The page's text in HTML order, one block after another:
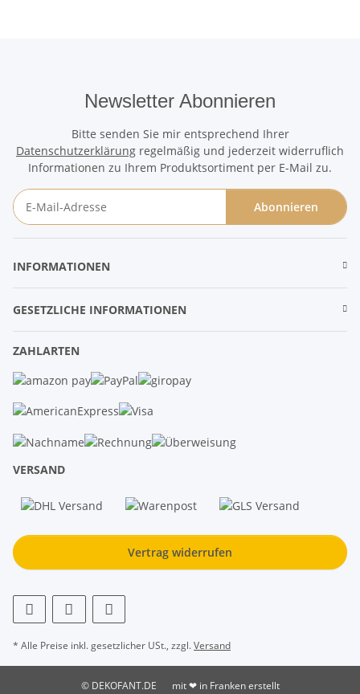
Newsletter Abonnieren
Bitte senden Sie mir entsprechend Ihrer
Datenschutzerklärung regelmäßig und jederzeit widerruflich
Informationen zu Ihrem Produktsortiment per E-Mail zu.
Abonnieren
INFORMATIONEN
GESETZLICHE INFORMATIONEN
ZAHLARTEN
VERSAND
Vertrag widerrufen
* Alle Preise inkl. gesetzlicher USt., zzgl.Versand
© DEKOFANT.DE
mit ❤ in Franken erstellt